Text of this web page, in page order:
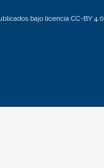
bajo licencia CC-BY 4.0